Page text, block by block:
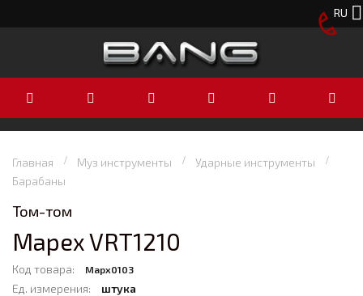
RU
Главная Муз инструменты
Ударные инструменты
Барабаны
Том-том
Mapex VRT1210
Код товара: Mapx0103
Ед. измерения: штука